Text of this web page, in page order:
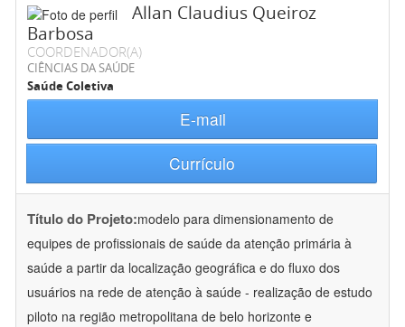
Allan Claudius Queiroz
Barbosa
COORDENADOR(A)
CIÊNCIAS DA SAÚDE
Saúde Coletiva
E-mail
Currículo
Título do Projeto:modelo para dimensionamento de
equipes de profissionais de saúde da atenção primária à
saúde a partir da localização geográfica e do fluxo dos
usuários na rede de atenção à saúde - realização de estudo
piloto na região metropolitana de belo horizonte e